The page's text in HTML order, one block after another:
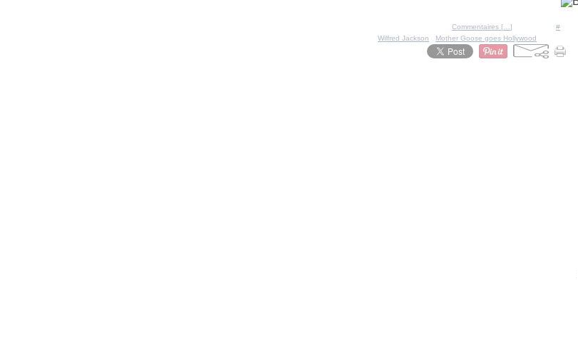
Commentaires [ ] #
Wilfred Jackson Mother Goose goes Hollywood